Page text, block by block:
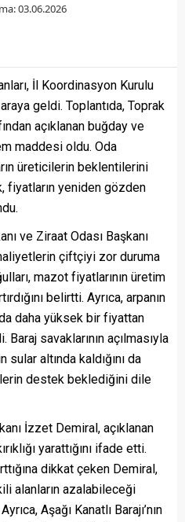
03.06.2026
İl Koordinasyon Kurulu
geldi. Toplantıda, Toprak
açıklanan buğday ve
maddesi oldu. Oda
üreticilerin beklentilerini
fiyatların yeniden gözden
ve Ziraat Odası Başkanı
çiftçiyi zor duruma
mazot fiyatlarının üretim
belirtti. Ayrıca, arpanın
daha yüksek bir fiyattan
savaklarının açılmasıyla
altında kaldığını da
destek beklediğini dile
İzzet Demiral, açıklanan
yarattığını ifade etti.
dikkat çeken Demiral,
alanların azalabileceği
Aşağı Kanatlı Barajı’nın